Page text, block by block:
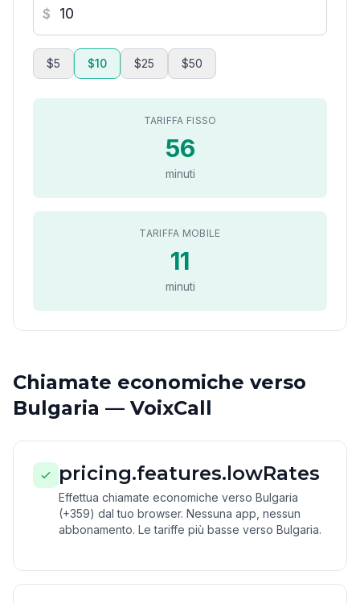
$
$5 $10 $25 $50
TARIFFA FISSO
56
minuti
TARIFFA MOBILE
11
minuti
Chiamate economiche verso
Bulgaria — VoixCall
pricing.features.lowRates
Effettua chiamate economiche verso Bulgaria
(+359) dal tuo browser. Nessuna app, nessun
abbonamento. Le tariffe più basse verso Bulgaria.